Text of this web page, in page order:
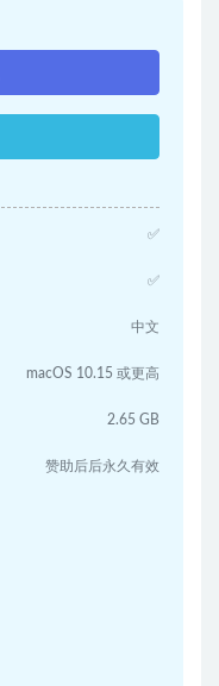
✅
✅
中文
macOS 10.15 或更高
2.65 GB
赞助后后永久有效